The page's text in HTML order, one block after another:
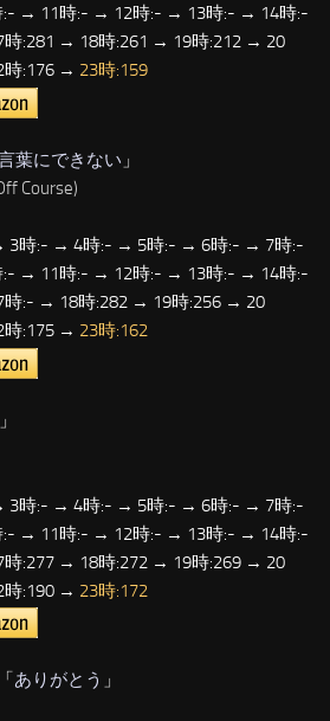
→ 11時:- → 12時:- → 13時:- → 14時:-
:281 → 18時:261 → 19時:212 → 20
:176 → 23時:159
葉にできない 」
Course)
時:- → 4時:- → 5時:- → 6時:- → 7時:-
→ 11時:- → 12時:- → 13時:- → 14時:-
:- → 18時:282 → 19時:256 → 20
:175 → 23時:162
」
時:- → 4時:- → 5時:- → 6時:- → 7時:-
→ 11時:- → 12時:- → 13時:- → 14時:-
:277 → 18時:272 → 19時:269 → 20
:190 → 23時:172
ありがとう 」